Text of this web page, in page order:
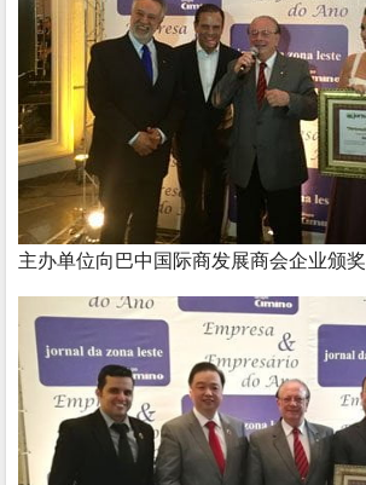
主办单位向巴中国际商发展商会企业颁奖